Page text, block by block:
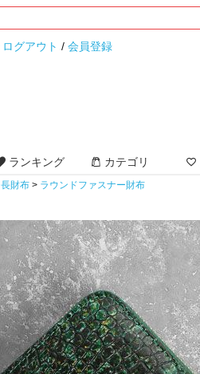
ログアウト / 会員登録
ランキング カテゴリ
長財布 ラウンドファスナー財布